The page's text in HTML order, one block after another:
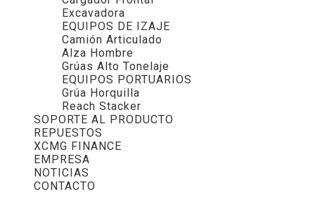
Excavadora
EQUIPOS DE IZAJE
Camión Articulado
Alza Hombre
Grúas Alto Tonelaje
EQUIPOS PORTUARIOS
Grúa Horquilla
Reach Stacker
SOPORTE AL PRODUCTO
REPUESTOS
XCMG FINANCE
EMPRESA
NOTICIAS
CONTACTO